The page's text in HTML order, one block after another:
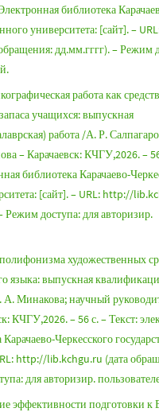
библиотека
университета: [сайт]. –
дд.мм.гггг). – Режим
работа как
учащихся: выпускная
работа /А. Р.
– Карачаевск: КЧГУ,2026. –
библиотека Карачаево-
[сайт]. – URL: http://
Режим доступа: для авторизир.
художественных
языка: выпускная
А. Минакова; научный
КЧГУ,2026. – 56 с. – Текст:
Черкесского
http://lib.kchgu.ru (дата
для авторизир.
эффективности подготовки к